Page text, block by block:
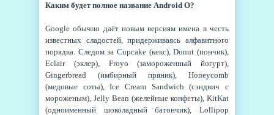
Каким будет полное название Android O?
Google обычно даёт новым версиям имена в честь
известных сладостей, придерживаясь алфавитного
порядка. Следом за Cupcake (кекс), Donut (пончик),
Eclair (эклер), Froyo (замороженный йогурт),
Gingerbread (имбирный пряник), Honeycomb
(медовые соты), Ice Cream Sandwich (сэндвич с
мороженым), Jelly Bean (желейные конфеты), KitKat
(одноименный шоколадный батончик), Lollipop